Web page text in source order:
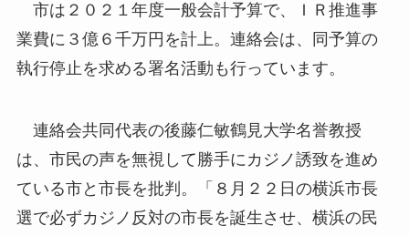
市は２０２１年度一般会計予算で、ＩＲ推進事
業費に３億６千万円を計上。連絡会は、同予算の
執行停止を求める署名活動も行っています。
連絡会共同代表の後藤仁敏鶴見大学名誉教授
は、市民の声を無視して勝手にカジノ誘致を進め
ている市と市長を批判。「８月２２日の横浜市長
選で必ずカジノ反対の市長を誕生させ、横浜の民